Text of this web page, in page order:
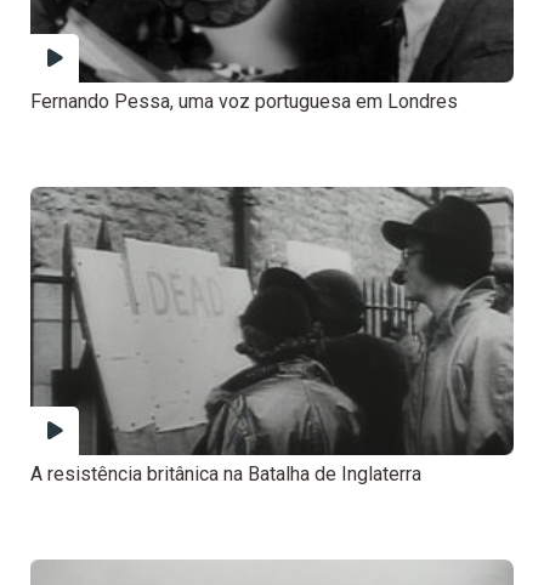
Fernando Pessa, uma voz portuguesa em Londres
A resistência britânica na Batalha de Inglaterra